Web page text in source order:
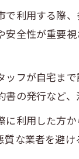
で利用する際
安全性が重要
ッフが自宅ま
の発行など
に利用した方
な業者を避